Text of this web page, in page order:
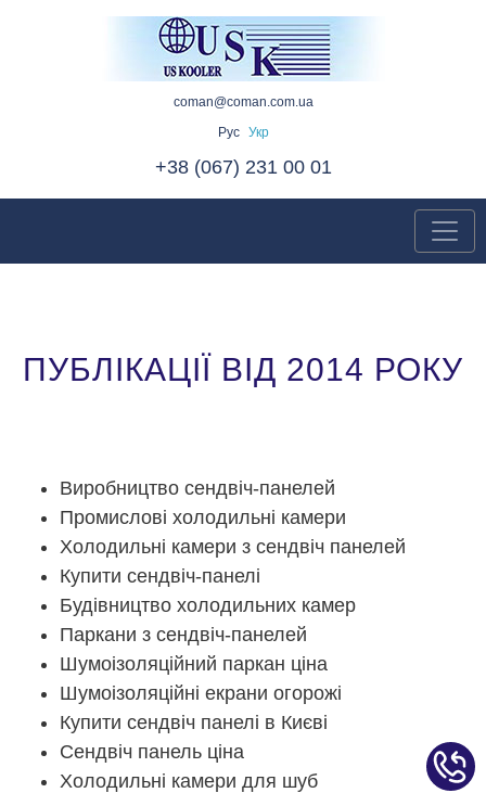
coman@coman.com.ua
Рус
Укр
+38 (067) 231 00 01
ПУБЛІКАЦІЇ ВІД 2014 РОКУ
Виробництво сендвіч-панелей
Промислові холодильні камери
Холодильні камери з сендвіч панелей
Купити сендвіч-панелі
Будівництво холодильних камер
Паркани з сендвіч-панелей
Шумоізоляційний паркан ціна
Шумоізоляційні екрани огорожі
Купити сендвіч панелі в Києві
Сендвіч панель ціна
Холодильні камери для шуб